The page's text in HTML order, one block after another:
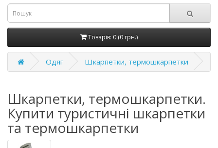
Товарів: 0 (0 грн.)
Одяг Шкарпетки, термошкарпетки
Шкарпетки, термошкарпетки.
Купити туристичні шкарпетки
та термошкарпетки